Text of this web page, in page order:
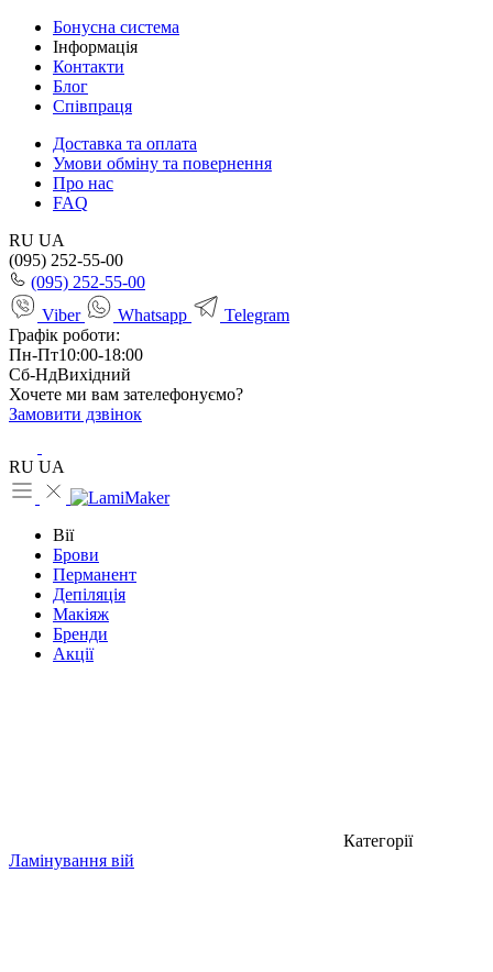
Бонусна система
Інформація
Контакти
Блог
Співпраця
Доставка та оплата
Умови обміну та повернення
Про нас
FAQ
RU UA
(095) 252-55-00
(095) 252-55-00
Viber
Whatsapp
Telegram
Графік роботи:
Пн-Пт10:00-18:00
Сб-НдВихідний
Хочете ми вам зателефонуємо?
Замовити дзвінок
RU UA
Вії
Брови
Перманент
Депіляція
Макіяж
Бренди
Акції
Категорії
Ламінування вій